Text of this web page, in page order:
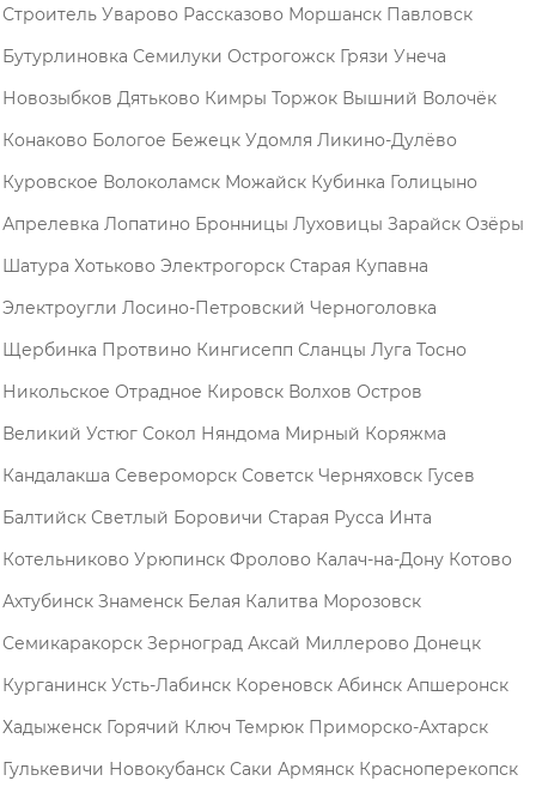
Строитель Уварово Рассказово Моршанск Павловск
Бутурлиновка Семилуки Острогожск Грязи Унеча
Новозыбков Дятьково Кимры Торжок Вышний Волочёк
Конаково Бологое Бежецк Удомля Ликино-Дулёво
Куровское Волоколамск Можайск Кубинка Голицыно
Апрелевка Лопатино Бронницы Луховицы Зарайск Озёры
Шатура Хотьково Электрогорск Старая Купавна
Электроугли Лосино-Петровский Черноголовка
Щербинка Протвино Кингисепп Сланцы Луга Тосно
Никольское Отрадное Кировск Волхов Остров
Великий Устюг Сокол Няндома Мирный Коряжма
Кандалакша Североморск Советск Черняховск Гусев
Балтийск Светлый Боровичи Старая Русса Инта
Котельниково Урюпинск Фролово Калач-на-Дону Котово
Ахтубинск Знаменск Белая Калитва Морозовск
Семикаракорск Зерноград Аксай Миллерово Донецк
Курганинск Усть-Лабинск Кореновск Абинск Апшеронск
Хадыженск Горячий Ключ Темрюк Приморско-Ахтарск
Гулькевичи Новокубанск Саки Армянск Красноперекопск